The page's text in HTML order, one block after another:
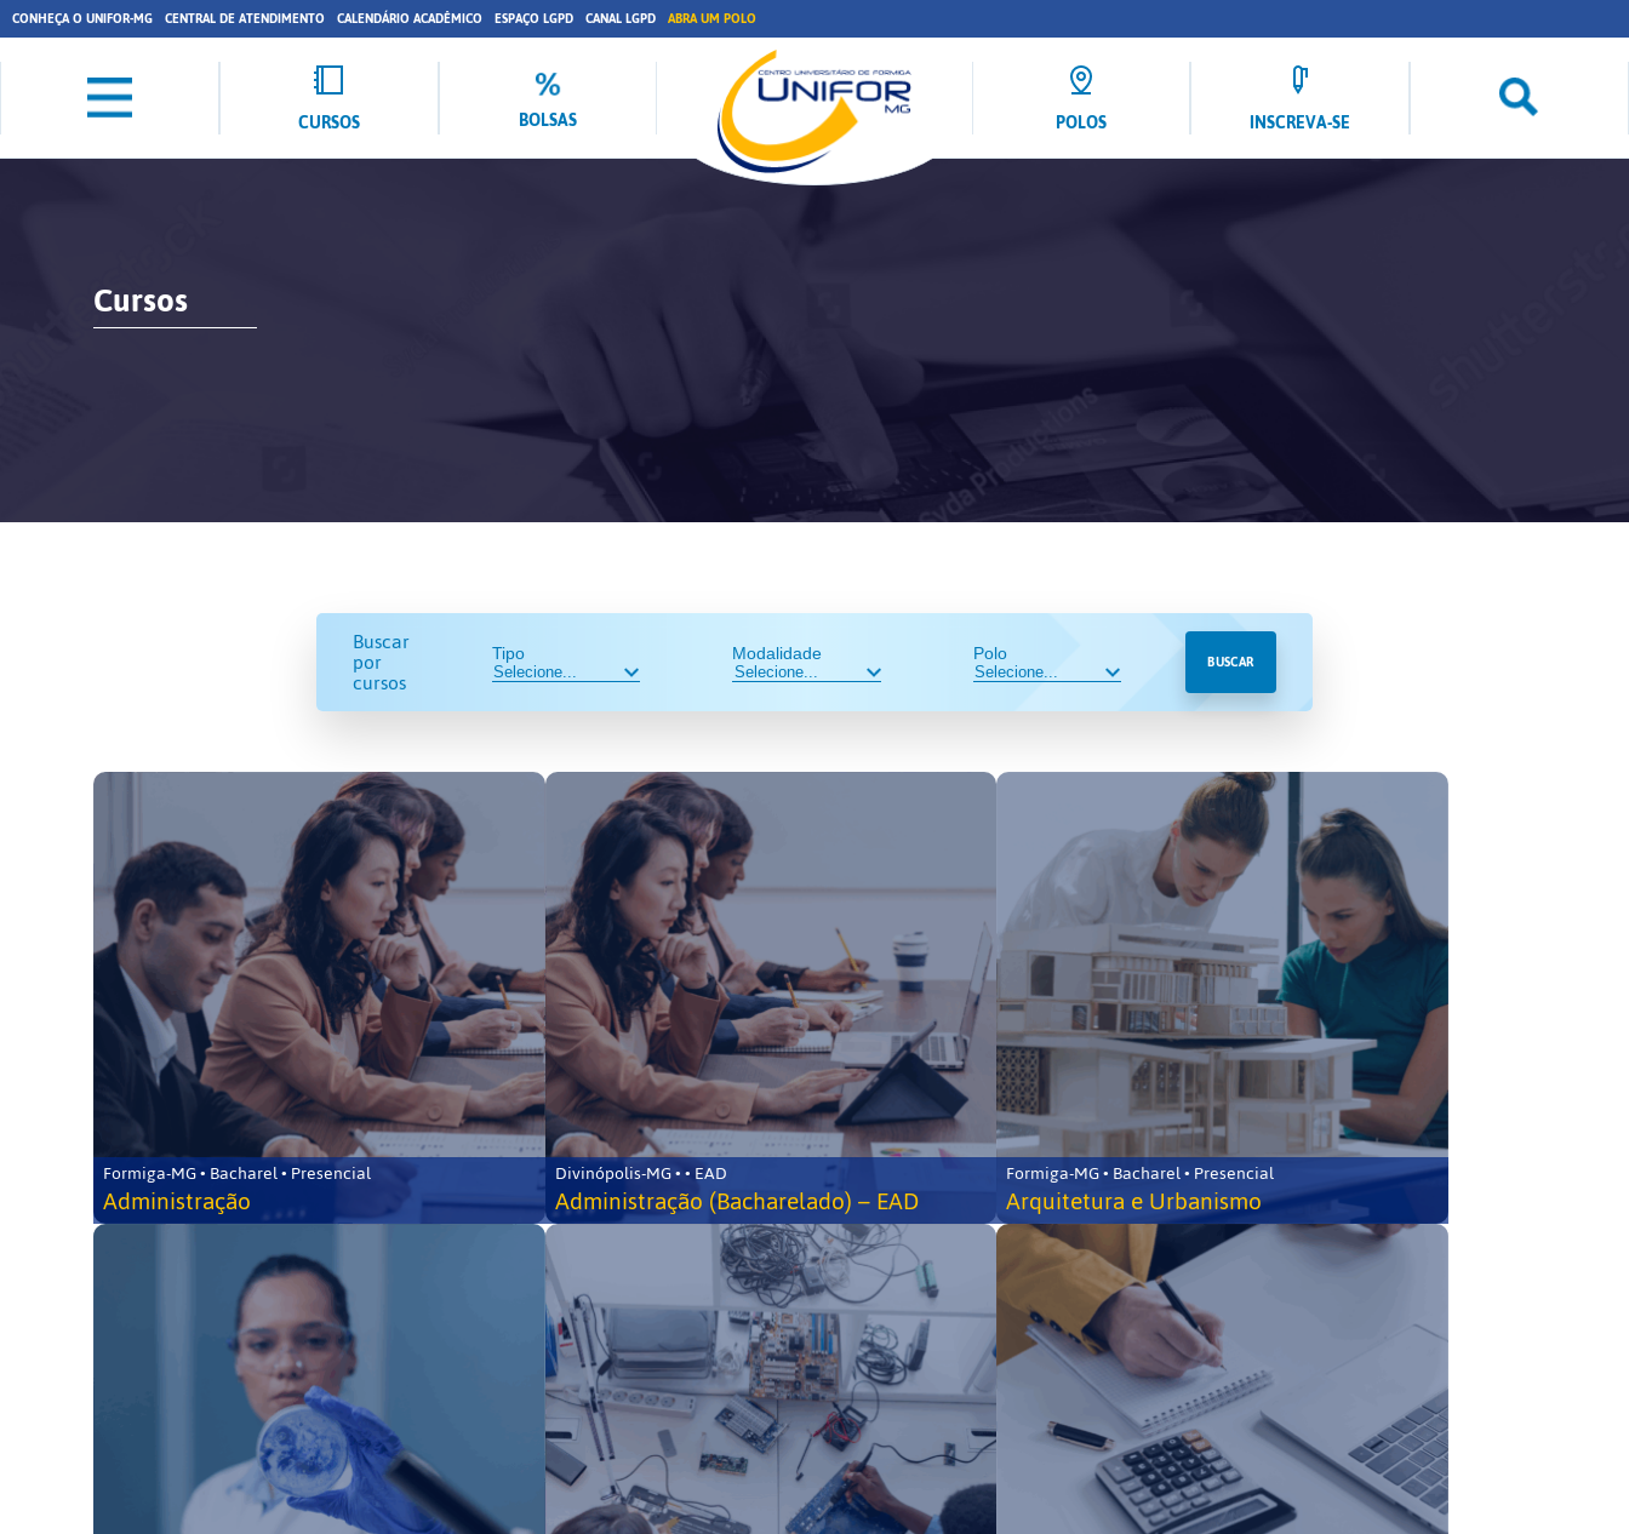
CONHEÇA O UNIFOR-MG CENTRAL DE ATENDIMENTO CALENDÁRIO ACADÊMICO ESPAÇO LGPD CANAL LGPD ABRA UM POLO
CURSOS BOLSAS POLOS INSCREVA-SE
Cursos
Buscar
por
cursos
Tipo Modalidade Polo BUSCAR
Formiga-MG • Bacharel • Presencial
Administração
Divinópolis-MG • • EAD
Administração (Bacharelado) – EAD
Formiga-MG • Bacharel • Presencial
Arquitetura e Urbanismo